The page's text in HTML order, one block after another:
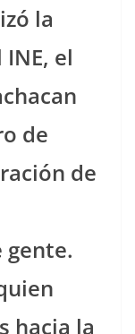
la
el
de
de
gente.
hacia la